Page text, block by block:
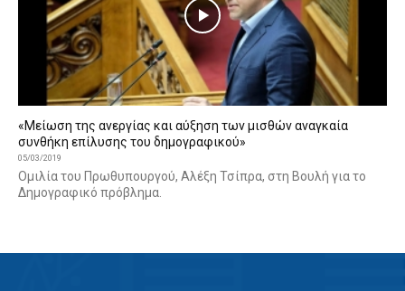
«Μείωση της ανεργίας και αύξηση των μισθών αναγκαία
συνθήκη επίλυσης του δημογραφικού»
05/03/2019
Ομιλία του Πρωθυπουργού, Αλέξη Τσίπρα, στη Βουλή για το
Δημογραφικό πρόβλημα.